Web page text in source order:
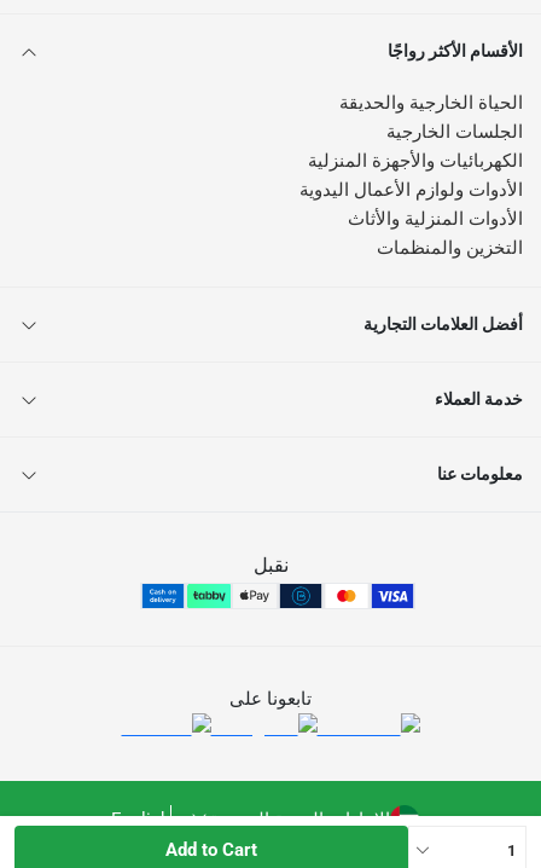
1
Add to Cart
الأقسام الأكثر رواجًا
الحياة الخارجية والحديقة
الجلسات الخارجية
الكهربائيات والأجهزة المنزلية
الأدوات ولوازم الأعمال اليدوية
الأدوات المنزلية والأثاث
التخزين والمنظمات
أفضل العلامات التجارية
خدمة العملاء
معلومات عنا
نقبل
تابعونا على
الإمارات العربية المتحدة English